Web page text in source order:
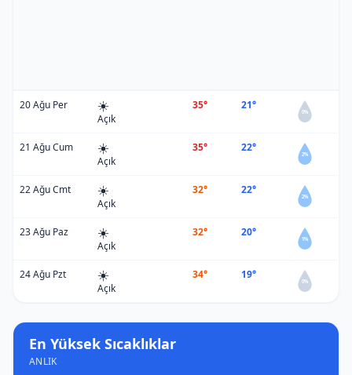
20 Ağu Per ☀️
Açık
35° 21°
0%
21 Ağu Cum ☀️
Açık
35° 22°
2%
22 Ağu Cmt ☀️
Açık
32° 22°
2%
23 Ağu Paz ☀️
Açık
32° 20°
1%
24 Ağu Pzt ☀️
Açık
34° 19°
0%
En Yüksek Sıcaklıklar
ANLIK